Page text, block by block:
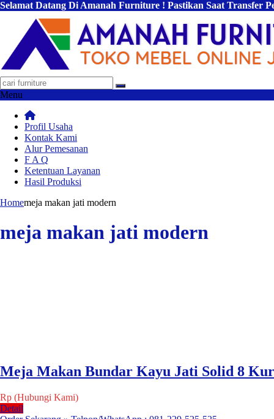
Selamat Datang Di Amanah Furniture ! Pastikan Saat Transfer
Menu
Profil Usaha
Kontak Kami
Alur Pemesanan
F A Q
Ketentuan Layanan
Hasil Produksi
Homemeja makan jati modern
meja makan jati modern
Meja Makan Bundar Kayu Jati Solid 8
Rp (Hubungi Kami)
Detail